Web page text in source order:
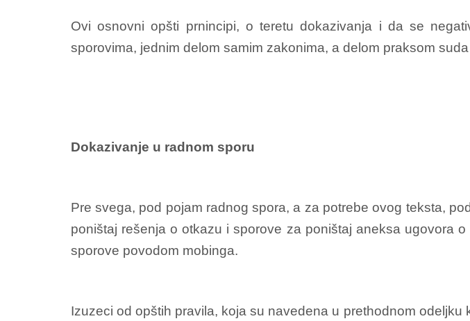
Ovi osnovni opšti prnincipi, o teretu dokazivanja i da se
sporovima, jednim delom samim zakonima, a delom praksom
Dokazivanje u radnom sporu
Pre svega, pod pojam radnog spora, a za potrebe ovog teksta,
poništaj rešenja o otkazu i sporove za poništaj aneksa ugovora
sporove povodom mobinga.
Izuzeci od opštih pravila, koja su navedena u prethodnom